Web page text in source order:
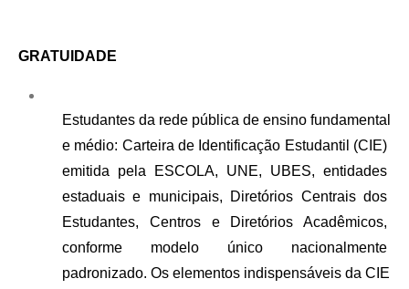
GRATUIDADE
Estudantes da rede pública de ensino fundamental
e médio: Carteira de Identificação Estudantil (CIE)
emitida pela ESCOLA, UNE, UBES, entidades
estaduais e municipais, Diretórios Centrais dos
Estudantes, Centros e Diretórios Acadêmicos,
conforme modelo único nacionalmente
padronizado. Os elementos indispensáveis da CIE